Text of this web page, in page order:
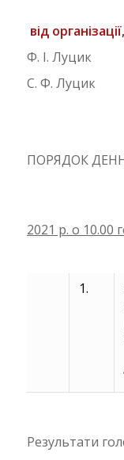
від
Ф. І.
С. Ф.
ПОРЯДОК
2021 р. о 10.00
1.
Результати